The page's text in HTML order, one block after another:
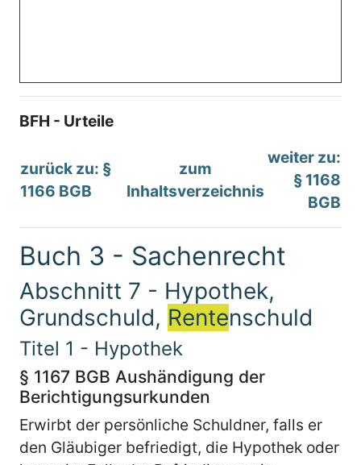
BFH - Urteile
zurück zu: §
1166 BGB
zum
Inhaltsverzeichnis
weiter zu:
§ 1168
BGB
Buch 3 - Sachenrecht
Abschnitt 7 - Hypothek,
Grundschuld, Rentenschuld
Titel 1 - Hypothek
§ 1167 BGB Aushändigung der
Berichtigungsurkunden
Erwirbt der persönliche Schuldner, falls er
den Gläubiger befriedigt, die Hypothek oder